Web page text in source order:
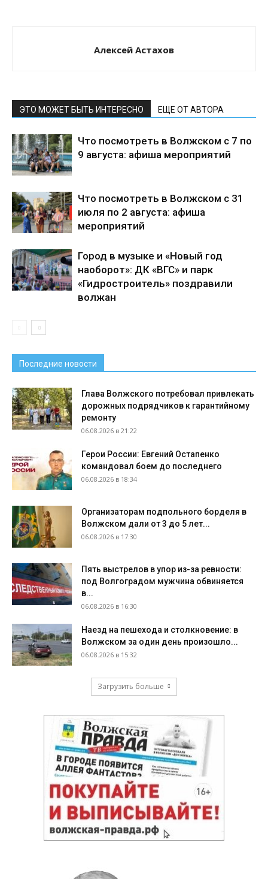
Алексей Астахов
ЭТО МОЖЕТ БЫТЬ ИНТЕРЕСНО ЕЩЕ ОТ АВТОРА
Что посмотреть в Волжском с 7 по
9 августа: афиша мероприятий
Что посмотреть в Волжском с 31
июля по 2 августа: афиша
мероприятий
Город в музыке и «Новый год
наоборот»: ДК «ВГС» и парк
«Гидростроитель» поздравили
волжан
Последние новости
Глава Волжского потребовал привлекать
дорожных подрядчиков к гарантийному
ремонту
06.08.2026 в 21:22
Герои России: Евгений Остапенко
командовал боем до последнего
06.08.2026 в 18:34
Организаторам подпольного борделя в
Волжском дали от 3 до 5 лет...
06.08.2026 в 17:30
Пять выстрелов в упор из-за ревности:
под Волгоградом мужчина обвиняется
в...
06.08.2026 в 16:30
Наезд на пешехода и столкновение: в
Волжском за один день произошло...
06.08.2026 в 15:32
Загрузить больше